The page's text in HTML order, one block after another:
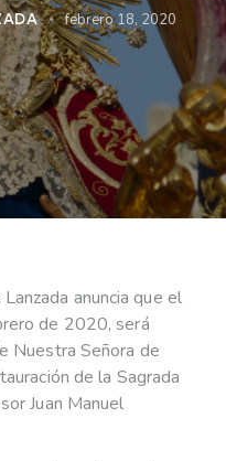
febrero 18, 2020
anuncia que el
de 2020, será
Nuestra Señora de
de la Sagrada
Juan Manuel